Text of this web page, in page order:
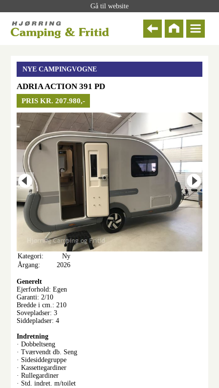
Gå til website
NYE CAMPINGVOGNE
ADRIA ACTION 391 PD
PRIS KR. 207.980,-
Kategori:
Ny
Årgang:
2026
Generelt
Ejerforhold: Egen
Garanti: 2/10
Bredde i cm.: 210
Sovepladser: 3
Siddepladser: 4
Indretning
· Dobbeltseng
· Tværvendt db. Seng
· Sidesiddegruppe
· Kassettegardiner
· Rullegardiner
· Std. indret. m/toilet